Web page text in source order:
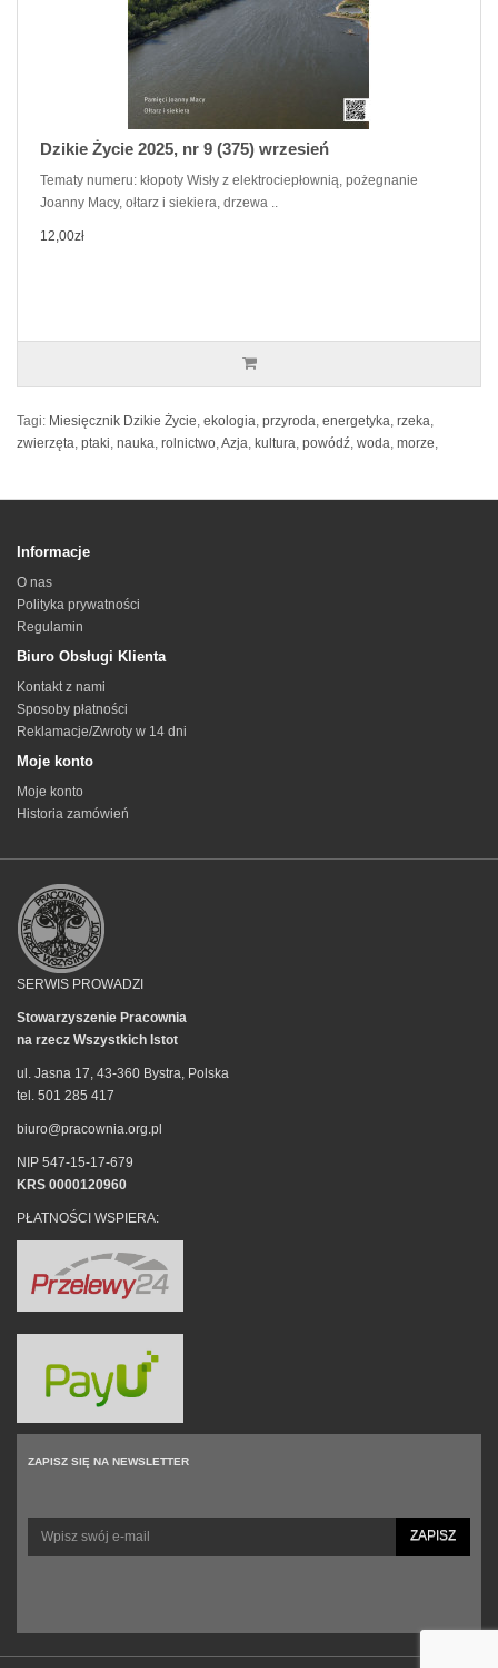
Dzikie Życie 2025, nr 9 (375) wrzesień
Tematy numeru: kłopoty Wisły z elektrociepłownią, pożegnanie
Joanny Macy, ołtarz i siekiera, drzewa ..
12,00zł
Tagi: Miesięcznik Dzikie Życie, ekologia, przyroda, energetyka, rzeka,
zwierzęta, ptaki, nauka, rolnictwo,Azja, kultura, powódź, woda, morze,
Informacje
O nas
Polityka prywatności
Regulamin
Biuro Obsługi Klienta
Kontakt z nami
Sposoby płatności
Reklamacje/Zwroty w 14 dni
Moje konto
Moje konto
Historia zamówień
SERWIS PROWADZI
Stowarzyszenie Pracownia
na rzecz Wszystkich Istot
ul. Jasna 17, 43-360 Bystra, Polska
tel. 501 285 417
biuro@pracownia.org.pl
NIP 547-15-17-679
KRS 0000120960
PŁATNOŚCI WSPIERA:
ZAPISZ SIĘ NA NEWSLETTER
ZAPISZ